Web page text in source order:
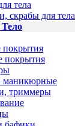
тела
скрабы для тела
Тело
покрытия
покрытия
маникюрные
триммеры